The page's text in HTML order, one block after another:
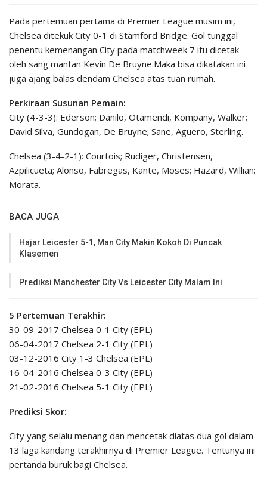
Pada pertemuan pertama di Premier League musim ini,
Chelsea ditekuk City 0-1 di Stamford Bridge. Gol tunggal
penentu kemenangan City pada matchweek 7 itu dicetak
oleh sang mantan Kevin De Bruyne.Maka bisa dikatakan ini
juga ajang balas dendam Chelsea atas tuan rumah.
Perkiraan Susunan Pemain:
City (4-3-3): Ederson; Danilo, Otamendi, Kompany, Walker;
David Silva, Gundogan, De Bruyne; Sane, Aguero, Sterling.
Chelsea (3-4-2-1): Courtois; Rudiger, Christensen,
Azpilicueta; Alonso, Fabregas, Kante, Moses; Hazard, Willian;
Morata.
BACA JUGA
Hajar Leicester 5-1, Man City Makin Kokoh Di Puncak
Klasemen
Prediksi Manchester City Vs Leicester City Malam Ini
5 Pertemuan Terakhir:
30-09-2017 Chelsea 0-1 City (EPL)
06-04-2017 Chelsea 2-1 City (EPL)
03-12-2016 City 1-3 Chelsea (EPL)
16-04-2016 Chelsea 0-3 City (EPL)
21-02-2016 Chelsea 5-1 City (EPL)
Prediksi Skor:
City yang selalu menang dan mencetak diatas dua gol dalam
13 laga kandang terakhirnya di Premier League. Tentunya ini
pertanda buruk bagi Chelsea.